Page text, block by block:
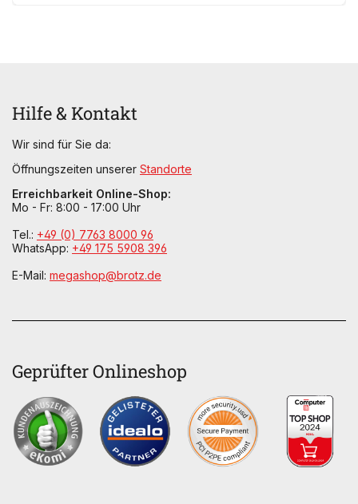
Hilfe & Kontakt
Wir sind für Sie da:
Öffnungszeiten unserer Standorte
Erreichbarkeit Online-Shop:
Mo - Fr: 8:00 - 17:00 Uhr
Tel.: +49 (0) 7763 8000 96
WhatsApp: +49 175 5908 396
E-Mail: megashop@brotz.de
Geprüfter Onlineshop